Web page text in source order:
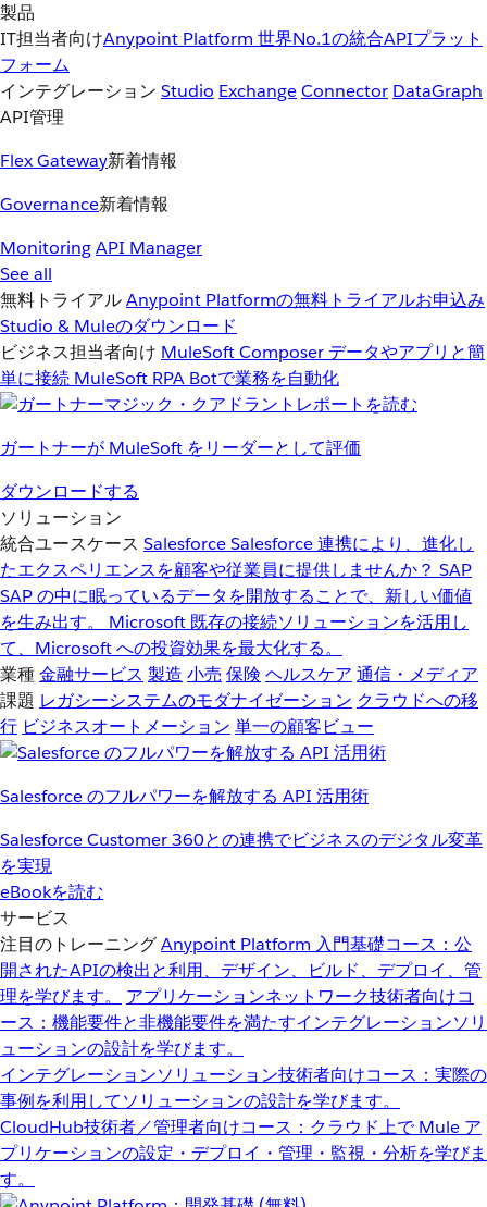
製品
IT担当者向けAnypoint Platform 世界No.1の統合APIプラット
フォーム
インテグレーション Studio ExchangeConnector DataGraph
API管理
Flex Gateway新着情報
Governance新着情報
MonitoringAPI Manager
See all
無料トライアルAnypoint Platformの無料トライアルお申込み
Studio & Muleのダウンロード
ビジネス担当者向け MuleSoft Composer データやアプリと簡
単に接続 MuleSoft RPA Botで業務を自動化
ガートナーが MuleSoft をリーダーとして評価
ダウンロードする
ソリューション
統合ユースケース SalesforceSalesforce 連携により、進化し
たエクスペリエンスを顧客や従業員に提供しませんか？ SAP
SAP の中に眠っているデータを開放することで、新しい価値
を生み出す。
Microsoft 既存の接続ソリューションを活用し
て、Microsoft への投資効果を最大化する。
業種金融サービス 製造 小売 保険 ヘルスケア 通信・メディア
課題 レガシーシステムのモダナイゼーション クラウドへの移
行 ビジネスオートメーション 単一の顧客ビュー
Salesforce のフルパワーを解放する API 活用術
Salesforce Customer 360との連携でビジネスのデジタル変革
を実現
eBookを読む
サービス
注目のトレーニングAnypoint Platform 入門基礎コース：公
開されたAPIの検出と利用、デザイン、ビルド、デプロイ、管
理を学びます。
アプリケーションネットワーク技術者向けコ
ース：機能要件と非機能要件を満たすインテグレーションソリ
ューションの設計を学びます。
インテグレーションソリューション技術者向けコース：実際の
事例を利用してソリューションの設計を学びます。
CloudHub技術者／管理者向けコース：クラウド上で Mule ア
プリケーションの設定・デプロイ・管理・監視・分析を学びま
す。